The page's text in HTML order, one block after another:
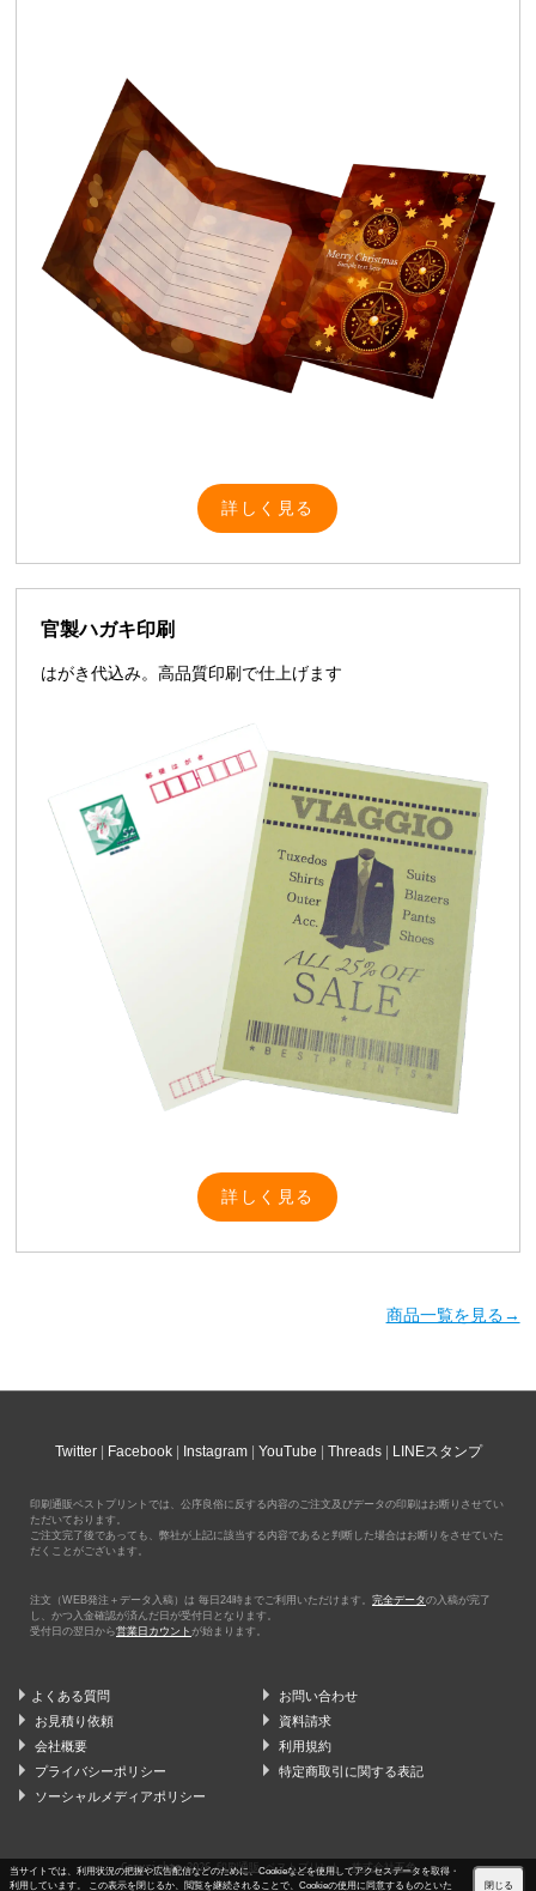
詳しく見る
官製ハガキ印刷
はがき代込み。高品質印刷で仕上げます
詳しく見る
商品一覧を見る→
Twitter Facebook Instagram YouTube Threads LINEスタンプ
印刷通販ベストプリントでは、公序良俗に反する内容のご注文及びデータの印刷はお断りさせてい
ただいております。
ご注文完了後であっても、弊社が上記に該当する内容であると判断した場合はお断りをさせていた
だくことがございます。
注文（WEB発注＋データ入稿）は 毎日24時までご利用いただけます。 完全データの入稿が完了
し、かつ入金確認が済んだ日が受付日となります。
受付日の翌日から営業日カウント が始まります。
よくある質問
お問い合わせ
お見積り依頼
資料請求
会社概要
利用規約
プライバシーポリシー
特定商取引に関する表記
ソーシャルメディアポリシー
Copyrights 2026印刷通販 ベストプリント 株式会社五色
当サイトでは、利用状況の把握や広告配信などのために、Cookieなどを使用してアクセスデータを取得・
利用しています。 この表示を閉じるか、閲覧を継続されることで、Cookieの使用に同意するものといた
閉じる